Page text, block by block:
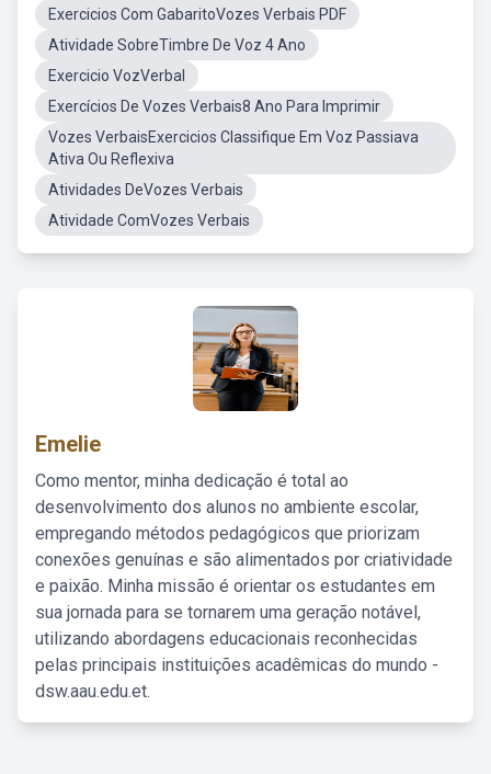
Exercicios Com GabaritoVozes Verbais PDF
Atividade SobreTimbre De Voz 4 Ano
Exercicio VozVerbal
Exercícios De Vozes Verbais8 Ano Para Imprimir
Vozes VerbaisExercicios Classifique Em Voz Passiava
Ativa Ou Reflexiva
Atividades DeVozes Verbais
Atividade ComVozes Verbais
Emelie
Como mentor, minha dedicação é total ao
desenvolvimento dos alunos no ambiente escolar,
empregando métodos pedagógicos que priorizam
conexões genuínas e são alimentados por criatividade
e paixão. Minha missão é orientar os estudantes em
sua jornada para se tornarem uma geração notável,
utilizando abordagens educacionais reconhecidas
pelas principais instituições acadêmicas do mundo -
dsw.aau.edu.et.